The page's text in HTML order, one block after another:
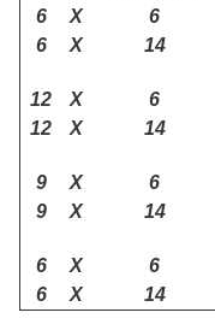
6 X 6
6
X 14
12 X 6
12
X 14
9 X 6
9
X 14
6 X 6
6
X 14